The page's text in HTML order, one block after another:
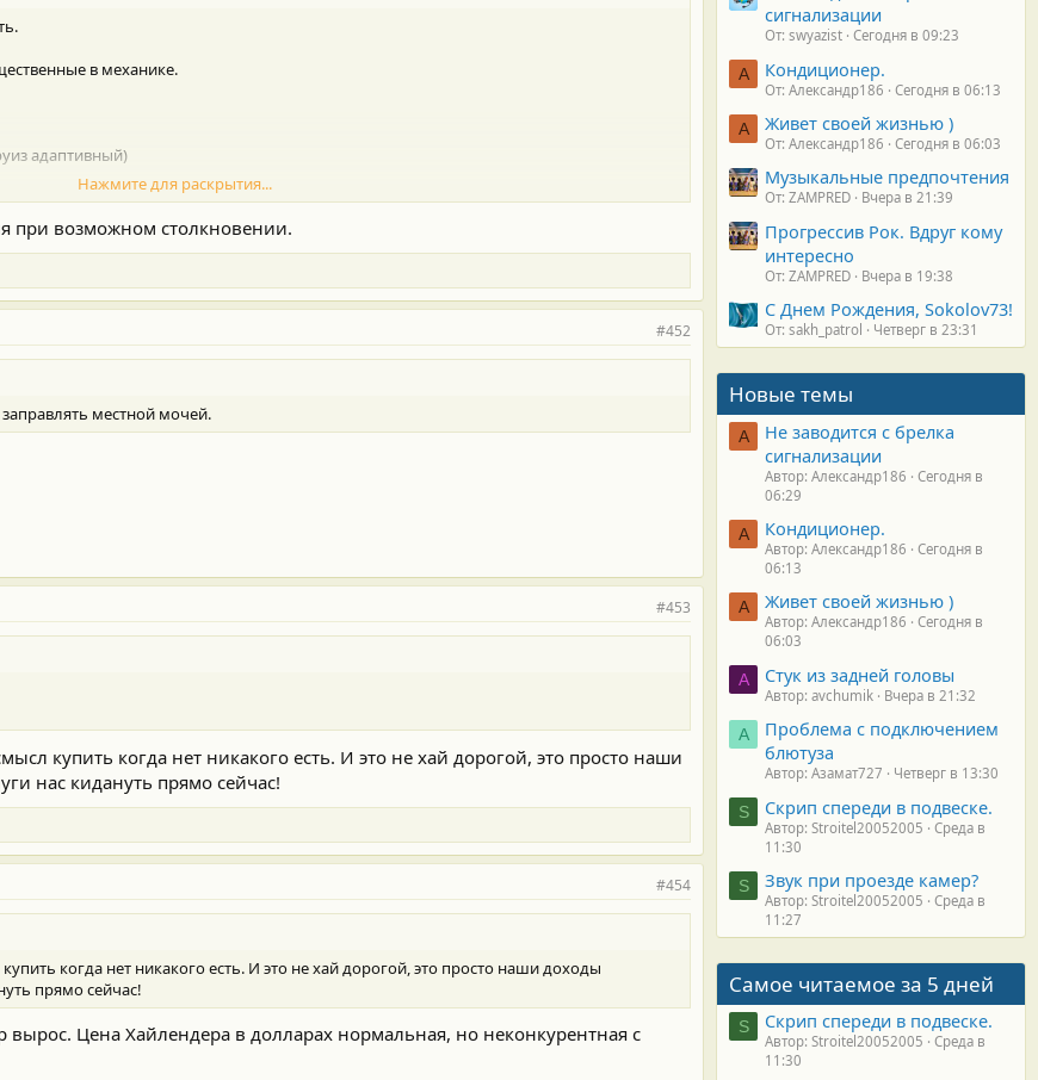
в механике.
адаптивный)
Нажмите для раскрытия...
при возможном столкновении.
#452
местной мочей.
#453
купить когда нет никакого есть. И это не хай дорогой, это просто наши
нас кидануть прямо сейчас!
#454
когда нет никакого есть. И это не хай дорогой, это просто наши доходы
прямо сейчас!
вырос. Цена Хайлендера в долларах нормальная, но неконкурентная с
сигнализации
От: swyazist Сегодня в 09:23
А Кондиционер.
От: Александр186 Сегодня в 06:13
А Живет своей жизнью )
От: Александр186 Сегодня в 06:03
Музыкальные предпочтения
От: ZAMPRED Вчера в 21:39
Прогрессив Рок. Вдруг кому
интересно
От: ZAMPRED Вчера в 19:38
С Днем Рождения, Sokolov73!
От: sakh_patrol Четверг в 23:31
Новые темы
А
Не заводится с брелка
сигнализации
Автор: Александр186
Сегодня в
06:29
А Кондиционер.
Автор: Александр186
Сегодня в
06:13
А Живет своей жизнью )
Автор: Александр186
Сегодня в
06:03
A Стук из задней головы
Автор: avchumik Вчера в 21:32
А
Проблема с подключением
блютуза
Автор: Азамат727 Четверг в 13:30
S Скрип спереди в подвеске.
Автор: Stroitel20052005
Среда в
11:30
S Звук при проезде камер?
Автор: Stroitel20052005
Среда в
11:27
Самое читаемое за 5 дней
S Скрип спереди в подвеске.
Автор: Stroitel20052005
Среда в
11:30